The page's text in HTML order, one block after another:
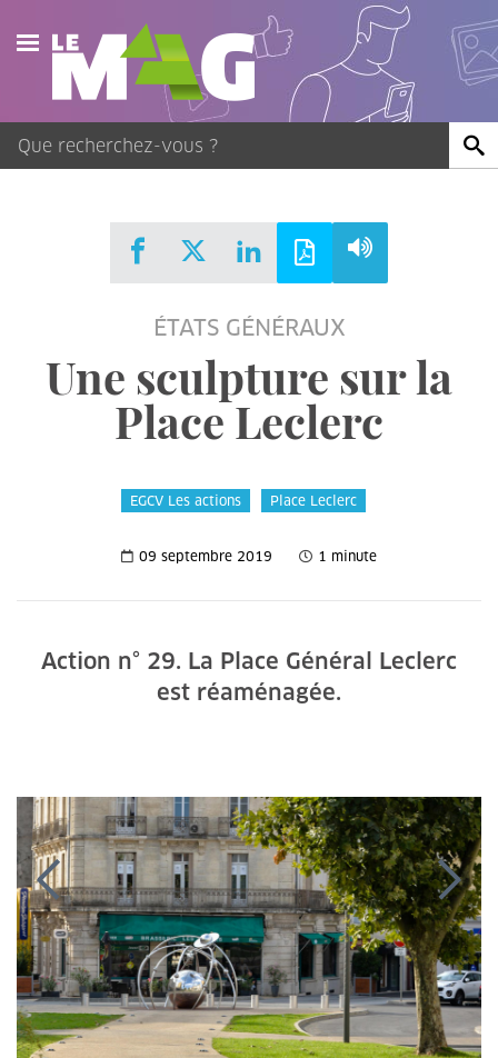
Actualités
Agenda
Publications
ÉTATS GÉNÉRAUX
Une sculpture sur la
Place Leclerc
EGCV Les actions Place Leclerc
09 septembre 2019 1 minute
Action n° 29. La Place Général Leclerc
est réaménagée.